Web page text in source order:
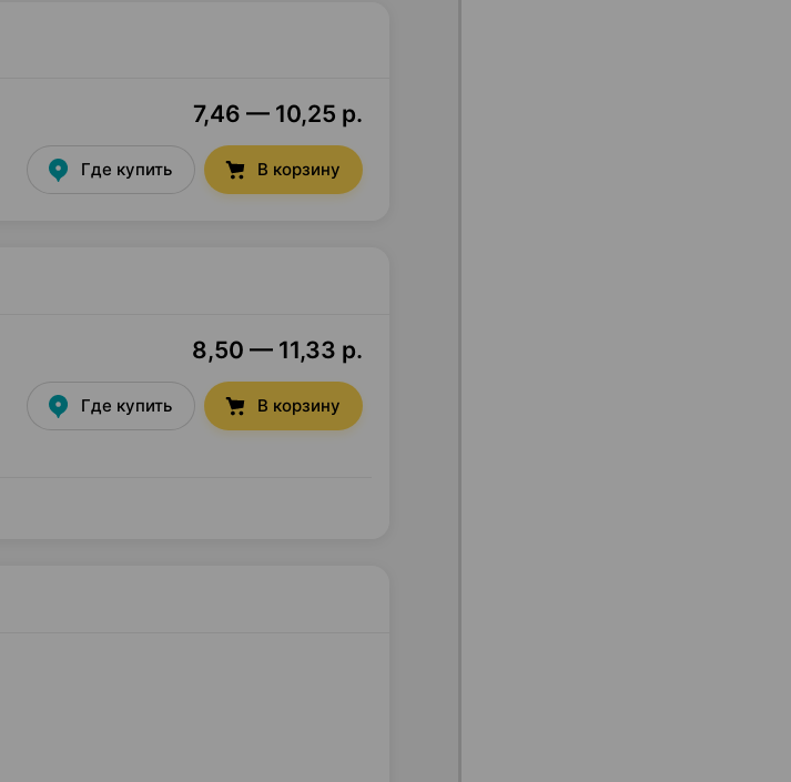
7,46 — 10,25 р.
Где купить В корзину
8,50 — 11,33 р.
Где купить В корзину